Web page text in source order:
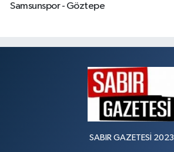
Samsunspor - Göztepe
SABIR GAZETESİ 2023